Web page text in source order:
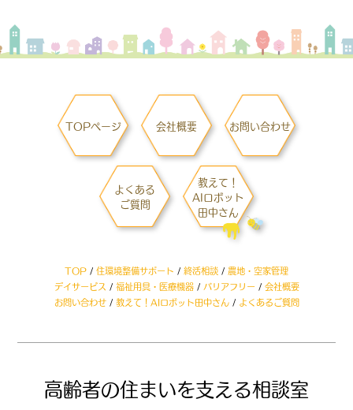
TOPページ 会社概要 お問い合わせ
よくある
ご質問
教えて！
AIロボット
田中さん
TOP / 住環境整備サポート / 終活相談 / 農地・空家管理
デイサービス / 福祉用具・医療機器/ バリアフリー/ 会社概要
お問い合わせ/ 教えて！AIロボット田中さん/ よくあるご質問
高齢者の住まいを支える相談室